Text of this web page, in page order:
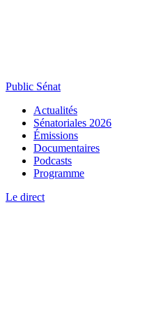
Public Sénat
Actualités
Sénatoriales 2026
Émissions
Documentaires
Podcasts
Programme
Le direct